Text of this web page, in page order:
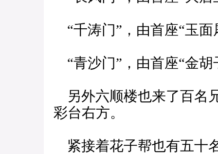
“千涛门”，由首座“玉面
“青沙门”，由首座“金胡
另外六顺楼也来了百名
彩台右方。
紧接着花子帮也有五十